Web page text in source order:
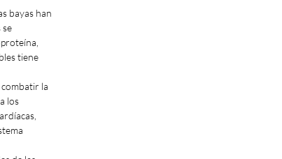
bayas han
se
tiene
la
los